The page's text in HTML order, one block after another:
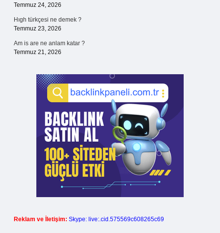
Temmuz 24, 2026
Hıgh türkçesi ne demek ?
Temmuz 23, 2026
Am is are ne anlam katar ?
Temmuz 21, 2026
Reklam ve İletişim: Skype: live:.cid.575569c608265c69